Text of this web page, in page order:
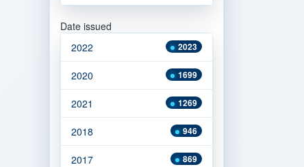
Date issued
2023
2022
1699
2020
1269
2021
946
2018
869
2017